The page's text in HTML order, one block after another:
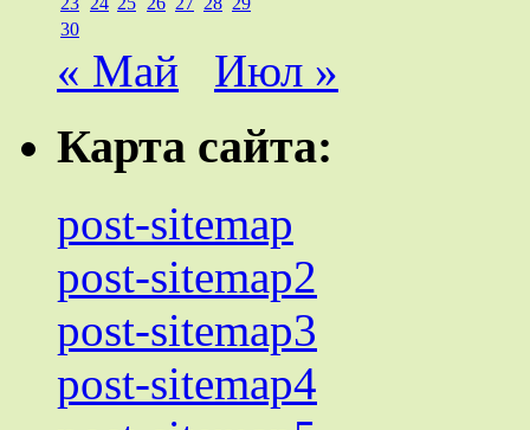
30
« Май Июл »
Карта сайта:
post-sitemap
post-sitemap2
post-sitemap3
post-sitemap4